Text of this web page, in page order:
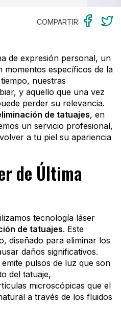
COMPARTIR:
de expresión personal, un
momentos específicos de la
nuestras
y aquello que una vez
perder su relevancia.
de tatuajes, en
un servicio profesional,
a tu piel su apariencia
de Última
tecnología láser
de tatuajes. Este
diseñado para eliminar los
daños significativos.
pulsos de luz que son
del tatuaje,
microscópicas que el
a través de los fluidos